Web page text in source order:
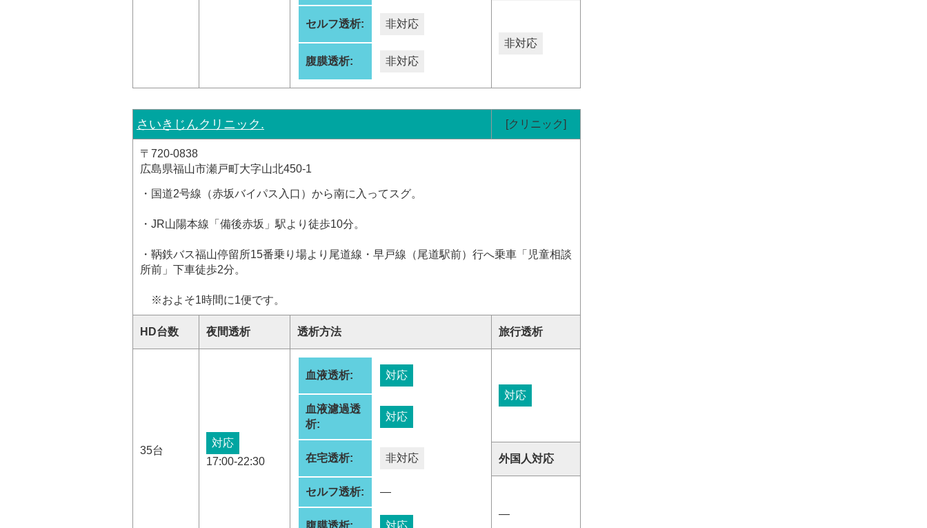
セルフ透析: 非対応
腹膜透析: 非対応
非対応
さいきじんクリニック. [クリニック]
〒720-0838
広島県福山市瀬戸町大字山北450-1
・国道2号線（赤坂バイパス入口）から南に入ってスグ。
・JR山陽本線「備後赤坂」駅より徒歩10分。
・鞆鉄バス福山停留所15番乗り場より尾道線・早戸線（尾道駅前）行へ乗車「児童相談
所前」下車徒歩2分。
※およそ1時間に1便です。
HD台数 夜間透析 透析方法 旅行透析
35台
対応
17:00-22:30
血液透析: 対応
血液濾過透
析:
対応
在宅透析: 非対応
セルフ透析: ―
腹膜透析: 対応
対応
外国人対応
―